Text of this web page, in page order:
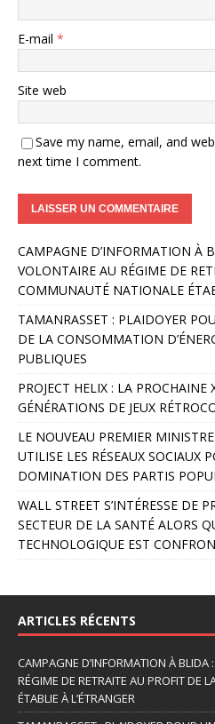
E-mail *
Site web
Save my name, email, and
next time I comment.
l
t
e
r
n
a
t
i
v
e
:
CAMPAGNE D’INFORMATION À
VOLONTAIRE AU RÉGIME DE
COMMUNAUTÉ NATIONALE
TAMANRASSET : PLAIDOYER
DE LA CONSOMMATION
PUBLIQUES
PROJECT HELIX : LA PROCHAINE
GÉNÉRATIONS DE JEUX
LE NOUVEAU PREMIER
UTILISE LES RÉSEAUX SOCIAUX
DOMINATION DES PARTIS
WALL STREET S’INTÉRESSE DE
SECTEUR DE LA SANTÉ ALORS
TECHNOLOGIQUE EST
ARTICLES RÉCENTS
CAMPAGNE D’INFORMATION À BLIDA
RÉGIME DE RETRAITE AU PROFIT DE
ÉTABLIE À L’ÉTRANGER